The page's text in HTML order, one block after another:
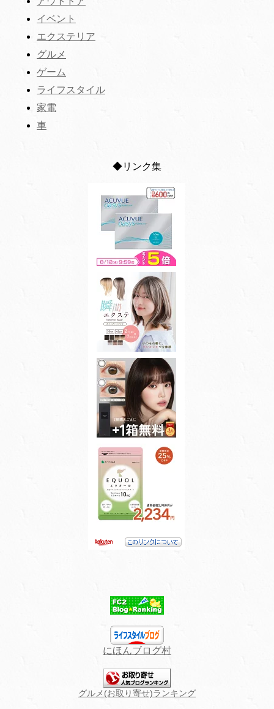
イベント
エクステリア
グルメ
ゲーム
ライフスタイル
家電
車
◆リンク集
にほんブログ村
グルメ(お取り寄せ)ランキング